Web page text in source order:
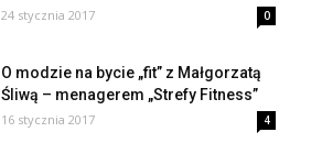
24 stycznia 2017 0
O modzie na bycie „fit” z Małgorzatą
Śliwą – menagerem „Strefy Fitness”
16 stycznia 2017 4